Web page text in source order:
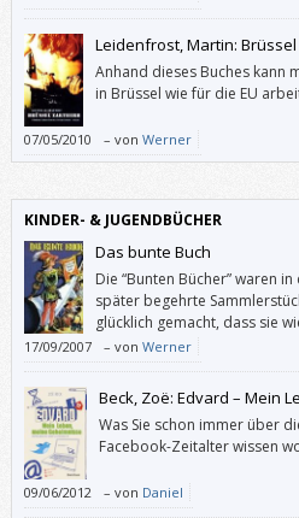
Leidenfrost, Martin:
Anhand dieses Buches kann
in Brüssel wie für die EU
07/05/2010 – von Werner
KINDER- & JUGENDBÜCHER
Das bunte Buch
Die “Bunten Bücher” waren
später begehrte
glücklich gemacht, dass sie
17/09/2007 – von Werner
Beck, Zoë: Edvard – Mein
Was Sie schon immer über
Facebook-Zeitalter wissen
09/06/2012 – von Daniel